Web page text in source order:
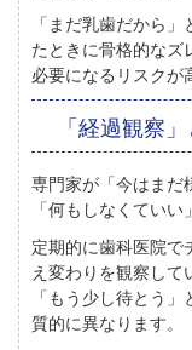
「まだ乳歯だから
たときに骨格的なズ
必要になるリスクが
「経過観察
専門家が「今はまだ
「何もしなくてい
定期的に歯科医院で
え変わりを観察し
「もう少し待とう
質的に異なります。